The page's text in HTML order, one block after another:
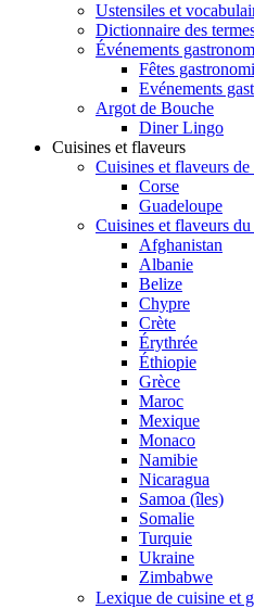
Ustensiles et
Dictionnaire des
Événements
Fêtes
Evénements
Argot de Bouche
Diner Lingo
Cuisines et flaveurs
Cuisines et flaveurs de
Corse
Guadeloupe
Cuisines et flaveurs
Afghanistan
Albanie
Belize
Chypre
Crète
Érythrée
Éthiopie
Grèce
Maroc
Mexique
Monaco
Namibie
Nicaragua
Samoa (îles)
Somalie
Turquie
Ukraine
Zimbabwe
Lexique de cuisine et